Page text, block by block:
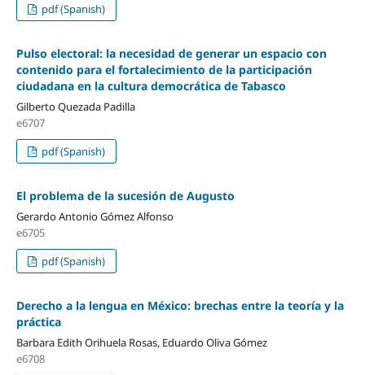
pdf (Spanish)
Pulso electoral: la necesidad de generar un espacio con
contenido para el fortalecimiento de la participación
ciudadana en la cultura democrática de Tabasco
Gilberto Quezada Padilla
e6707
pdf (Spanish)
El problema de la sucesión de Augusto
Gerardo Antonio Gómez Alfonso
e6705
pdf (Spanish)
Derecho a la lengua en México: brechas entre la teoría y la
práctica
Barbara Edith Orihuela Rosas, Eduardo Oliva Gómez
e6708